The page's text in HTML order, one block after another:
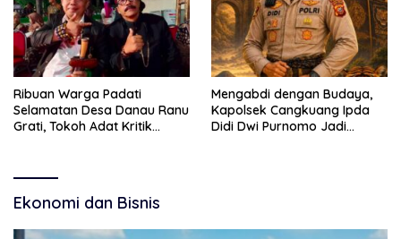
Ribuan Warga Padati
Selamatan Desa Danau Ranu
Grati, Tokoh Adat Kritik
Mengabdi dengan Budaya,
Kapolsek Cangkuang Ipda
Didi Dwi Purnomo Jadi
Ekonomi dan Bisnis